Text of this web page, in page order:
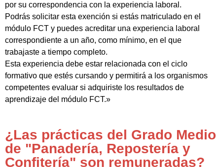
por su correspondencia con la experiencia laboral.
Podrás solicitar esta exención si estás matriculado en el
módulo FCT y puedes acreditar una experiencia laboral
correspondiente a un año, como mínimo, en el que
trabajaste a tiempo completo.
Esta experiencia debe estar relacionada con el ciclo
formativo que estés cursando y permitirá a los organismos
competentes evaluar si adquiriste los resultados de
aprendizaje del módulo FCT.»
¿Las prácticas del Grado Medio
de "Panadería, Repostería y
Confitería" son remuneradas?